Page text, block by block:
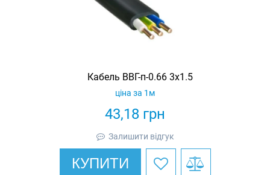
Кабель ВВГ-п-0.66 3х1.5
43,18 грн
ціна за 1м
Залишити відгук
КУПИТИ